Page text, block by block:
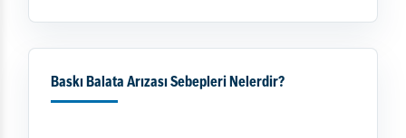
Baskı Balata Arızası Sebepleri Nelerdir?